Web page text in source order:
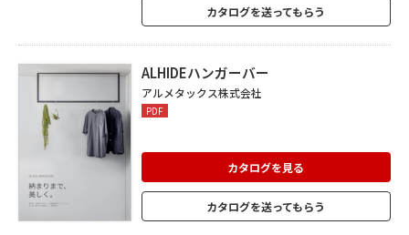
ルフ、手摺やハンドル、洗面フレーム、室
内物干し、WALL DECO、外構フェンスや
カタログを送ってもらう
ALHIDEハンガーバー
アルメタックス株式会社
PDF
カタログを見る
カタログを送ってもらう